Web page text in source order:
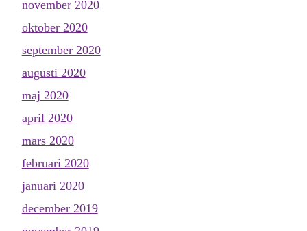
november 2020
oktober 2020
september 2020
augusti 2020
maj 2020
april 2020
mars 2020
februari 2020
januari 2020
december 2019